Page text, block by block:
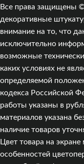
Все права защищены
декоративные
внимание на то, что
исключительно
возможные
каких условиях не
определяемой
кодекса Российской
работы указаны в
материалов указана
наличие товаров
Цвет товара на экране
особенностей